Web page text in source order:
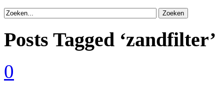
Posts Tagged ‘zandfilter’
0